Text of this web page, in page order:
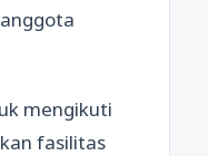
mengikuti
fasilitas